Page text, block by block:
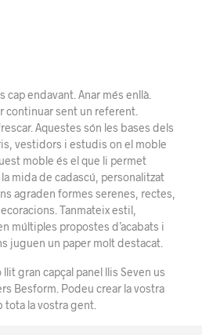
cap endavant. Anar més enllà.
continuar sent un referent.
Aquestes són les bases dels
vestidors i estudis on el moble
moble és el que li permet
mida de cadascú, personalitzat
agraden formes serenes, rectes,
Tanmateix estil,
múltiples propostes d’acabats i
juguen un paper molt destacat.
gran capçal panel llis Seven us
Besform. Podeu crear la vostra
tota la vostra gent.